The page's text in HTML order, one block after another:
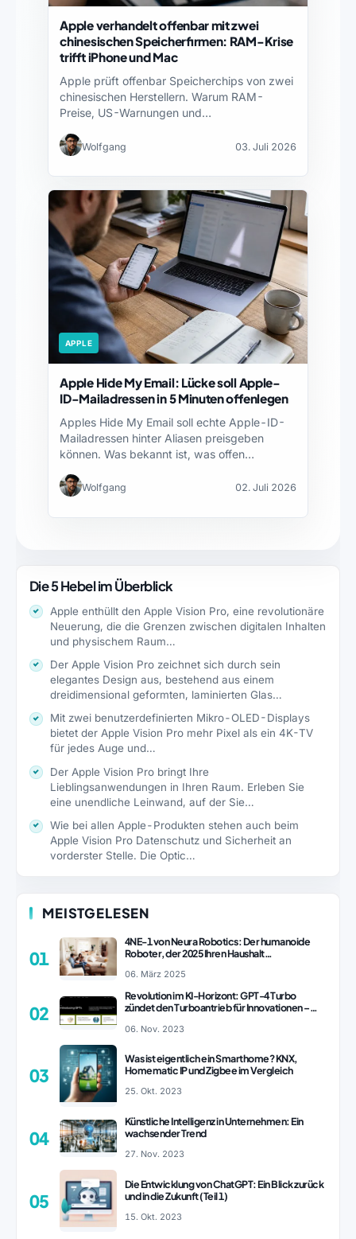
Apple verhandelt offenbar mit zwei
chinesischen Speicherfirmen: RAM-Krise
trifft iPhone und Mac
Apple prüft offenbar Speicherchips von zwei
chinesischen Herstellern. Warum RAM-
Preise, US-Warnungen und
Wolfgang 03. Juli 2026
APPLE
Apple Hide My Email: Lücke soll Apple-
ID-Mailadressen in 5 Minuten offenlegen
Apples Hide My Email soll echte Apple-ID-
Mailadressen hinter Aliasen preisgeben
können. Was bekannt ist, was offen…
Wolfgang 02. Juli 2026
Die 5 Hebel im Überblick
Apple enthüllt den Apple Vision Pro, eine revolutionäre
Neuerung, die die Grenzen zwischen digitalen Inhalten
und physischem Raum…
Der Apple Vision Pro zeichnet sich durch sein
elegantes Design aus, bestehend aus einem
dreidimensional geformten, laminierten Glas…
Mit zwei benutzerdefinierten Mikro-OLED-Displays
bietet der Apple Vision Pro mehr Pixel als ein 4K-TV
für jedes Auge und…
Der Apple Vision Pro bringt Ihre
Lieblingsanwendungen in Ihren Raum. Erleben Sie
eine unendliche Leinwand, auf der Sie…
Wie bei allen Apple-Produkten stehen auch beim
Apple Vision Pro Datenschutz und Sicherheit an
vorderster Stelle. Die Optic…
MEISTGELESEN
01
4NE-1 von Neura Robotics: Der humanoide
Roboter, der 2025 Ihren Haushalt
06. März 2025
02
Revolution im KI-Horizont: GPT-4 Turbo
zündet den Turboantrieb für Innovationen –
06. Nov. 2023
03
Was ist eigentlich ein Smarthome? KNX,
Homematic IP und Zigbee im Vergleich
25. Okt. 2023
04
Künstliche Intelligenz in Unternehmen: Ein
wachsender Trend
27. Nov. 2023
05
Die Entwicklung von ChatGPT: Ein Blick zurück
und in die Zukunft (Teil 1)
15. Okt. 2023